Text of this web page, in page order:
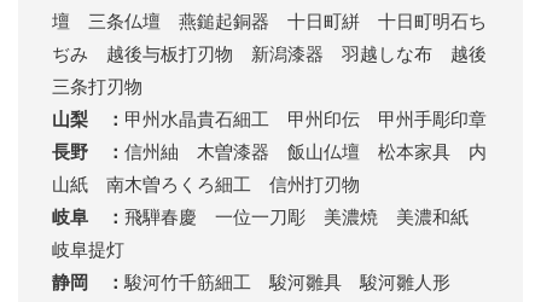
壇 三条仏壇 燕鎚起銅器 十日町絣 十日町明石ち
ぢみ 越後与板打刃物 新潟漆器 羽越しな布 越後
三条打刃物
山梨 ： 甲州水晶貴石細工 甲州印伝 甲州手彫印章
長野 ： 信州紬 木曽漆器 飯山仏壇 松本家具 内
山紙 南木曽ろくろ細工 信州打刃物
岐阜 ： 飛騨春慶 一位一刀彫 美濃焼 美濃和紙
岐阜提灯
静岡 ： 駿河竹千筋細工 駿河雛具 駿河雛人形